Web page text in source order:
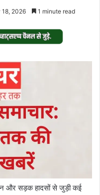
18, 2026 1 minute read
और सड़क हादसों से जुड़ी कई